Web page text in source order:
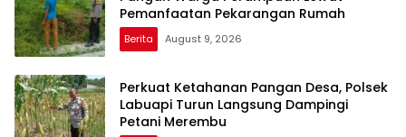
Pemanfaatan Pekarangan Rumah
Berita August 9, 2026
Perkuat Ketahanan Pangan Desa, Polsek
Labuapi Turun Langsung Dampingi
Petani Merembu